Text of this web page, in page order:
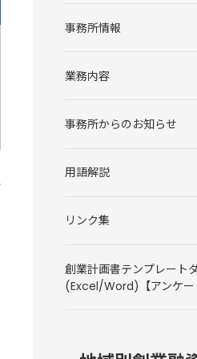
事務所情報
業務内容
事務所からのお知らせ
用語解説
リンク集
創業計画書テンプレート
(Excel/Word)【アンケー